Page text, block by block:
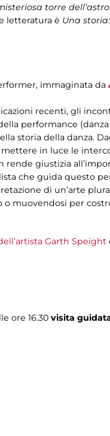
torre
letteratura è Una
immaginata da
recenti, gli
performance
storia della danza.
in luce le
giustizia
che guida questo
di un’arte
o muovendosi per
Garth Speight
ore 16.30 visita